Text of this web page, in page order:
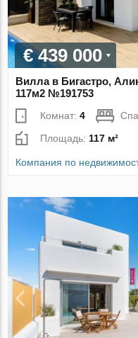
€ 439 000
Вилла в Бигастро,
117м2 №191753
Комнат:4
Площадь: 117 м²
Компания по